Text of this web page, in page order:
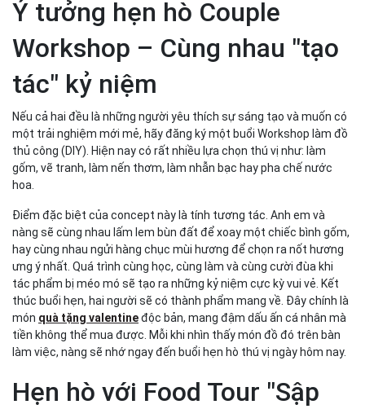
Ý tưởng hẹn hò Couple
Workshop – Cùng nhau "tạo
tác" kỷ niệm
Nếu cả hai đều là những người yêu thích sự sáng tạo và muốn có
một trải nghiệm mới mẻ, hãy đăng ký một buổi Workshop làm đồ
thủ công (DIY). Hiện nay có rất nhiều lựa chọn thú vị như: làm
gốm, vẽ tranh, làm nến thơm, làm nhẫn bạc hay pha chế nước
hoa.
Điểm đặc biệt của concept này là tính tương tác. Anh em và
nàng sẽ cùng nhau lấm lem bùn đất để xoay một chiếc bình gốm,
hay cùng nhau ngửi hàng chục mùi hương để chọn ra nốt hương
ưng ý nhất. Quá trình cùng học, cùng làm và cùng cười đùa khi
tác phẩm bị méo mó sẽ tạo ra những kỷ niệm cực kỳ vui vẻ. Kết
thúc buổi hẹn, hai người sẽ có thành phẩm mang về. Đây chính là
món quà tặng valentineđộc bản, mang đậm dấu ấn cá nhân mà
tiền không thể mua được. Mỗi khi nhìn thấy món đồ đó trên bàn
làm việc, nàng sẽ nhớ ngay đến buổi hẹn hò thú vị ngày hôm nay.
Hẹn hò với Food Tour "Sập